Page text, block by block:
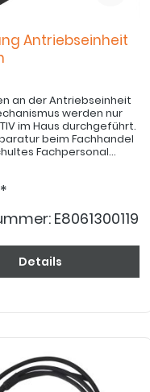
Antriebseinheit
an der Antriebseinheit
werden nur
im Haus durchgeführt.
beim Fachhandel
Fachpersonal
E8061300119
Details